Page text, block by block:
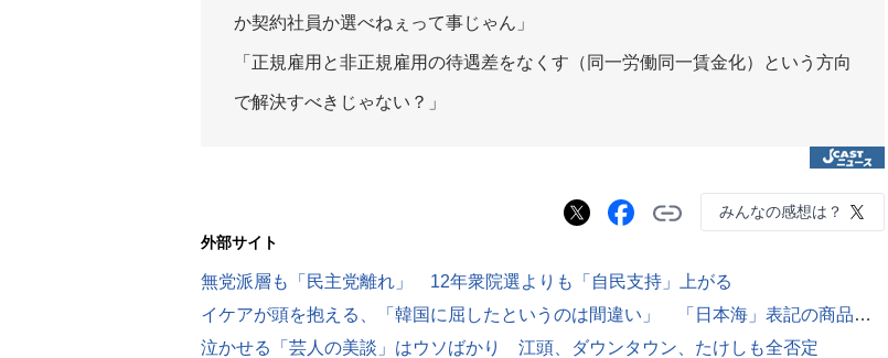
か契約社員か選べねぇって事じゃん」
「正規雇用と非正規雇用の待遇差をなくす（同一労働同一賃金化）という方向
で解決すべきじゃない？」
みんなの感想は？
外部サイト
無党派層も「民主党離れ」 12年衆院選よりも「自民支持」上がる
イケアが頭を抱える、「韓国に屈したというのは間違い」 「日本海」表記の商品を全世界で販売中止報道に困惑
泣かせる「芸人の美談」はウソばかり 江頭、ダウンタウン、たけしも全否定